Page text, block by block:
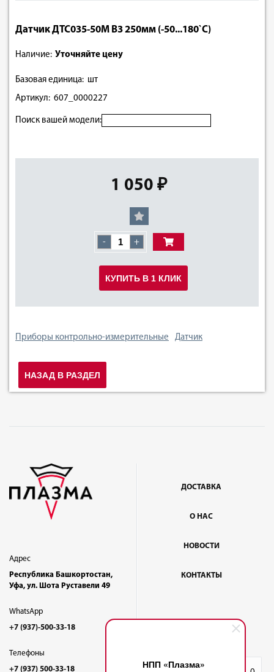
НПП «Плазма»
Датчик ДТС035-50М В3 250мм (-50...180`С)
Наличие: Уточняйте цену
Базовая единица: шт
Артикул: 607_0000227
Поиск вашей модели:
1 050 ₽
- +
КУПИТЬ В 1 КЛИК
Приборы контрольно-измерительные Датчик
НАЗАД В РАЗДЕЛ
Адрес
Республика Башкортостан,
Уфа, ул. Шота Руставели 49
WhatsApp
+7 (937)-500-33-18
Телефоны
+7 (937) 500-33-18
ДОСТАВКА
О НАС
НОВОСТИ
КОНТАКТЫ